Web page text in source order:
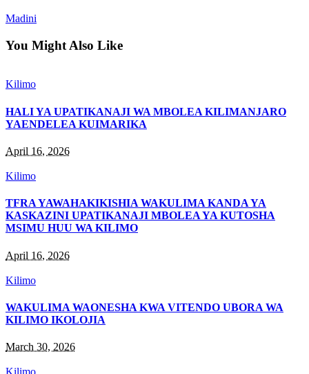
Madini
You Might Also Like
Kilimo
HALI YA UPATIKANAJI WA MBOLEA KILIMANJARO
YAENDELEA KUIMARIKA
April 16, 2026
Kilimo
TFRA YAWAHAKIKISHIA WAKULIMA KANDA YA
KASKAZINI UPATIKANAJI MBOLEA YA KUTOSHA
MSIMU HUU WA KILIMO
April 16, 2026
Kilimo
WAKULIMA WAONESHA KWA VITENDO UBORA WA
KILIMO IKOLOJIA
March 30, 2026
Kilimo